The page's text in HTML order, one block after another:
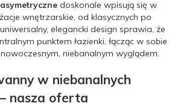
doskonale wpisują się w
wnętrzarskie, od klasycznych po
elegancki design sprawia, że
punktem łazienki, łącząc w sobie
niebanalnym wyglądem.
w niebanalnych
nasza oferta